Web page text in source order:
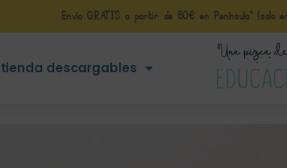
Envío GRATIS a partir de 50€ en Península* (solo
tienda descargables